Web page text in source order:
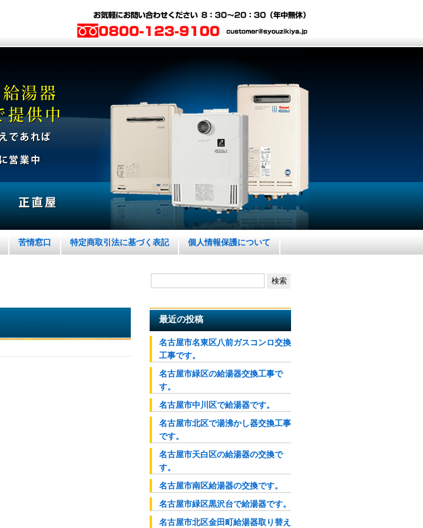
苦情窓口 特定商取引法に基づく表記 個人情報保護について
最近の投稿
名古屋市名東区八前ガスコンロ交換
工事です。
名古屋市緑区の給湯器交換工事で
す。
名古屋市中川区で給湯器です。
名古屋市北区で湯沸かし器交換工事
です。
名古屋市天白区の給湯器の交換で
す。
名古屋市南区給湯器の交換です。
名古屋市緑区黒沢台で給湯器です。
名古屋市北区金田町給湯器取り替え